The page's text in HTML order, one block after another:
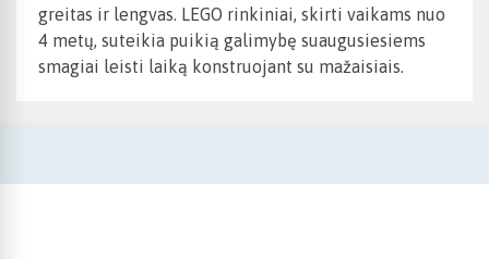
greitas ir lengvas. LEGO rinkiniai, skirti vaikams nuo
4 metų, suteikia puikią galimybę suaugusiesiems
smagiai leisti laiką konstruojant su mažaisiais.